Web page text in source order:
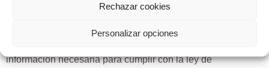
Rechazar cookies
Personalizar opciones
Transparencia, pueden crear su portal de transparencia
información necesaria para cumplir con la ley de